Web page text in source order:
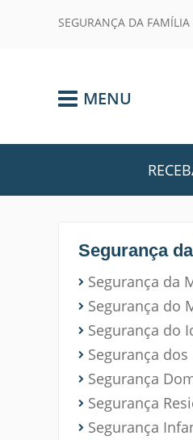
SEGURANÇA DA FAMÍLIA
MENU
Segurança
Segurança da
Segurança do
Segurança do
Segurança dos
Segurança
Segurança
Segurança